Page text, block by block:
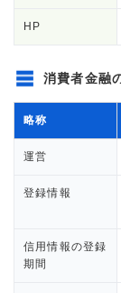
HP
消費者金融
略称
運営
登録情報
信用情報の登録
期間